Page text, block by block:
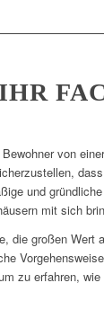
von
und
mit sich
die großen Wert
zu erfahren,